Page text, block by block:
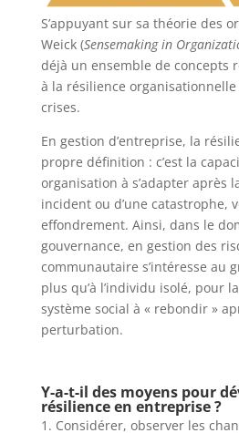
S’appuyant sur sa théorie des
Weick (Sensemaking in
déjà un ensemble de concepts
à la résilience
crises.
En gestion d’entreprise, la
propre définition : c’est la
organisation à s’adapter après
incident ou d’une catastrophe,
effondrement. Ainsi, dans le
gouvernance, en gestion des
communautaire s’intéresse au
plus qu’à l’individu isolé, pour
système social à « rebondir »
perturbation.
Y-a-t-il des moyens pour
résilience en entreprise ?
Considérer, observer les